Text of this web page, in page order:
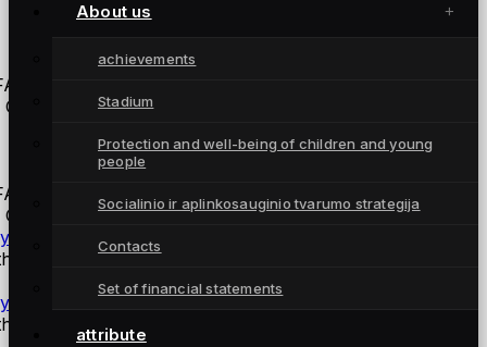
About us
achievements
Stadium
Protection and well-being of children and young
people
Socialinio ir aplinkosauginio tvarumo strategija
Contacts
Set of financial statements
attribute
Žalgiris
coaches
Žalgiris
training coach Andrius Daškus
Martynas Norvilas